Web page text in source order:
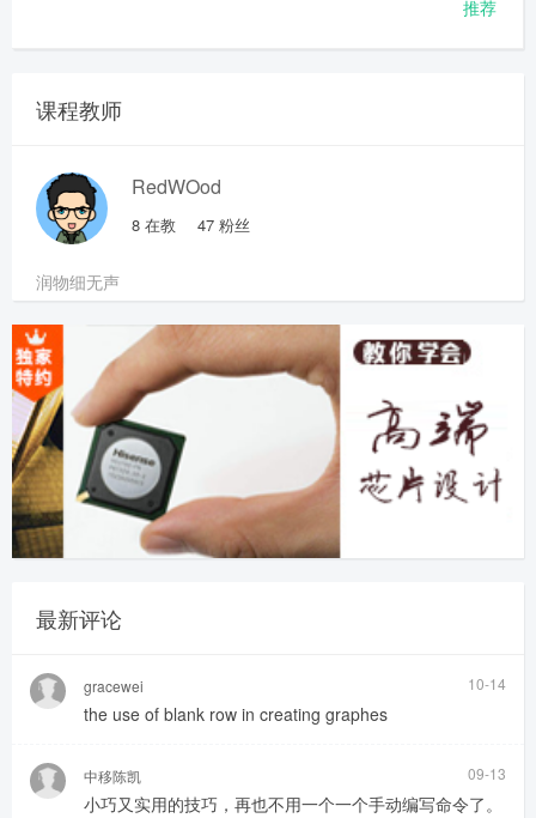
推荐
课程教师
RedWOod
8 在教 47 粉丝
润物细无声
最新评论
gracewei 10-14
the use of blank row in creating graphes
中移陈凯 09-13
小巧又实用的技巧，再也不用一个一个手动编写命令了。